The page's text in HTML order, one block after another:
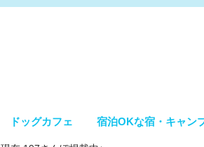
ドッグカフェ 宿泊OKな宿・キャン